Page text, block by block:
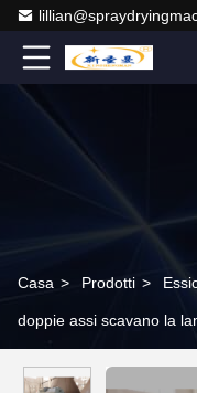
Casa > Prodotti >
doppie assi scavano la